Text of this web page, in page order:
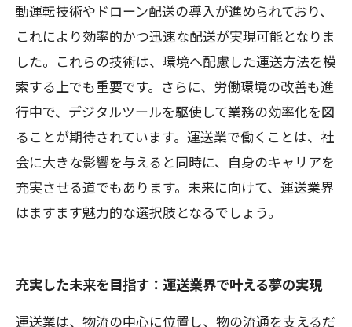
動運転技術やドローン配送の導入が進められており、
これにより効率的かつ迅速な配送が実現可能となりま
した。これらの技術は、環境へ配慮した運送方法を模
索する上でも重要です。さらに、労働環境の改善も進
行中で、デジタルツールを駆使して業務の効率化を図
ることが期待されています。運送業で働くことは、社
会に大きな影響を与えると同時に、自身のキャリアを
充実させる道でもあります。未来に向けて、運送業界
はますます魅力的な選択肢となるでしょう。
充実した未来を目指す：運送業界で叶える夢の実現
運送業は、物流の中心に位置し、物の流通を支えるだ